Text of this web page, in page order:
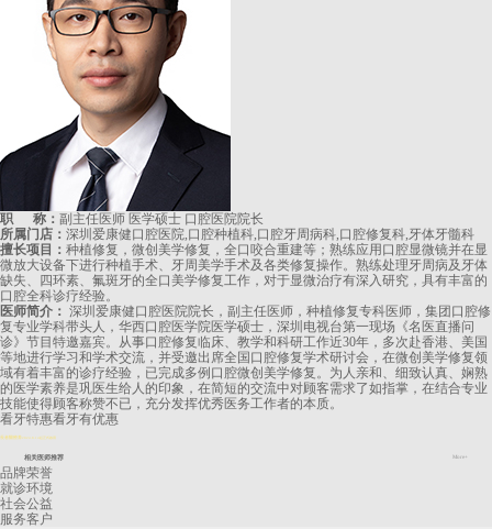
职 称： 副主任医师 医学硕士 口腔医院院长
所属门店： 深圳爱康健口腔医院,口腔种植科,口腔牙周病科,口腔修复科,牙体牙髓科
擅长项目： 种植修复，微创美学修复，全口咬合重建等；熟练应用口腔显微镜并在显
微放大设备下进行种植手术、牙周美学手术及各类修复操作。熟练处理牙周病及牙体
缺失、四环素、氟斑牙的全口美学修复工作，对于显微治疗有深入研究，具有丰富的
口腔全科诊疗经验。
医师简介： 深圳爱康健口腔医院院长，副主任医师，种植修复专科医师，集团口腔修
复专业学科带头人，华西口腔医学院医学硕士，深圳电视台第一现场《名医直播问
诊》节目特邀嘉宾。从事口腔修复临床、教学和科研工作近30年，多次赴香港、美国
等地进行学习和学术交流，并受邀出席全国口腔修复学术研讨会，在微创美学修复领
域有着丰富的诊疗经验，已完成多例口腔微创美学修复。为人亲和、细致认真、娴熟
的医学素养是巩医生给人的印象，在简短的交流中对顾客需求了如指掌，在结合专业
技能使得顾客称赞不已，充分发挥优秀医务工作者的本质。
看牙特惠看牙有优惠
長者醫療券 2024.8.14起正式啟用
相关医师推荐 More+
品牌荣誉
就诊环境
社会公益
服务客户